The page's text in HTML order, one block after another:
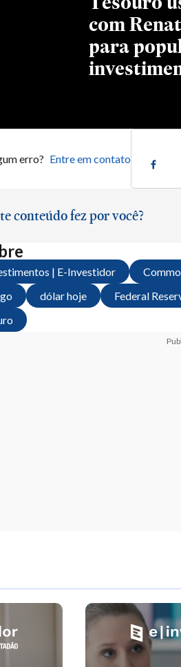
erro? Entre em contato
conteúdo fez por você?
| E-Investidor
dólar hoje Federal